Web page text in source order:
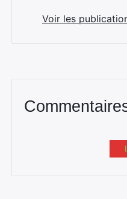
Voir les